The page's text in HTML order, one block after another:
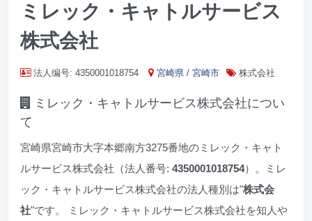
ミレック・キャトルサービス
株式会社
法人编号: 4350001018754 宮崎県 / 宮崎市 株式会社
ミレック・キャトルサービス株式会社につい
て
宮崎県宮崎市大字本郷南方3275番地のミレック・キャト
ルサービス株式会社（法人番号: 4350001018754）。ミレ
ック・キャトルサービス株式会社の法人種別は"株式会
社"です。 ミレック・キャトルサービス株式会社を知人や